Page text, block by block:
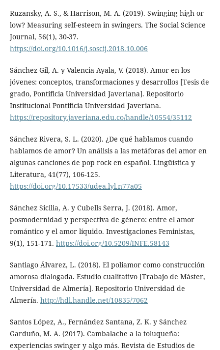
Ruzansky, A. S., & Harrison, M. A. (2019). Swinging high or
low? Measuring self-esteem in swingers. The Social Science
Journal, 56(1), 30-37.
https://doi.org/10.1016/j.soscij.2018.10.006
Sánchez Gil, A. y Valencia Ayala, V. (2018). Amor en los
jóvenes: conceptos, transformaciones y desarrollos [Tesis de
grado, Pontificia Universidad Javeriana]. Repositorio
Institucional Pontificia Universidad Javeriana.
https://repository.javeriana.edu.co/handle/10554/35112
Sánchez Rivera, S. L. (2020). ¿De qué hablamos cuando
hablamos de amor? Un análisis a las metáforas del amor en
algunas canciones de pop rock en español. Lingüística y
Literatura, 41(77), 106-125.
https://doi.org/10.17533/udea.lyl.n77a05
Sánchez Sicilia, A. y Cubells Serra, J. (2018). Amor,
posmodernidad y perspectiva de género: entre el amor
romántico y el amor líquido. Investigaciones Feministas,
9(1), 151-171. https://doi.org/10.5209/INFE.58143
Santiago Álvarez, L. (2018). El poliamor como construcción
amorosa dialogada. Estudio cualitativo [Trabajo de Máster,
Universidad de Almería]. Repositorio Universidad de
Almería. http://hdl.handle.net/10835/7062
Santos López, A., Fernández Santana, Z. K. y Sánchez
Garduño, M. A. (2017). Cambalache a la toluqueña:
experiencias swinger y algo más. Revista de Estudios de